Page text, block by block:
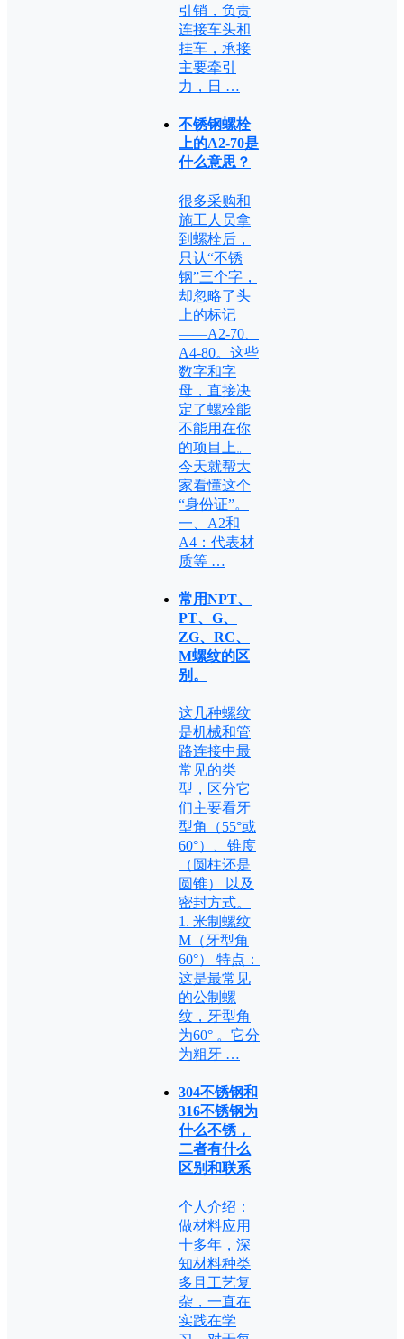
引销，负责
连接车头和
挂车，承接
主要牵引
力，日 …
不锈钢螺栓
上的A2-70是
什么意思？
很多采购和
施工人员拿
到螺栓后，
只认“不锈
钢”三个字，
却忽略了头
上的标记
——A2-70、
A4-80。这些
数字和字
母，直接决
定了螺栓能
不能用在你
的项目上。
今天就帮大
家看懂这个
“身份证”。
一、A2和
A4：代表材
质等 …
常用NPT、
PT、G、
ZG、RC、
M螺纹的区
别。
这几种螺纹
是机械和管
路连接中最
常见的类
型，区分它
们主要看牙
型角（55°或
60°）、锥度
（圆柱还是
圆锥） 以及
密封方式。
1. 米制螺纹
M（牙型角
60°） 特点：
这是最常见
的公制螺
纹，牙型角
为60° 。它分
为粗牙 …
304不锈钢和
316不锈钢为
什么不锈，
二者有什么
区别和联系
个人介绍：
做材料应用
十多年，深
知材料种类
多且工艺复
杂，一直在
实践在学